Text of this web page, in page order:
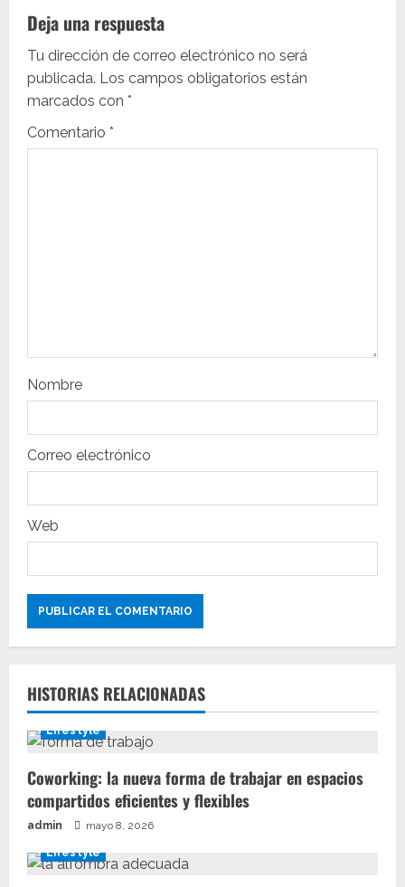
a
c
i
ó
t
r
a
d
a
s
Deja una respuesta
Tu dirección de correo electrónico no será
publicada. Los campos obligatorios están
marcados con *
Comentario *
Nombre
Correo electrónico
Web
HISTORIAS RELACIONADAS
Lifestyle
Coworking: la nueva forma de trabajar en espacios
compartidos eficientes y flexibles
admin mayo 8, 2026
Lifestyle